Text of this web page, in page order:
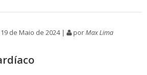
de Maio de 2024 | porMax Lima